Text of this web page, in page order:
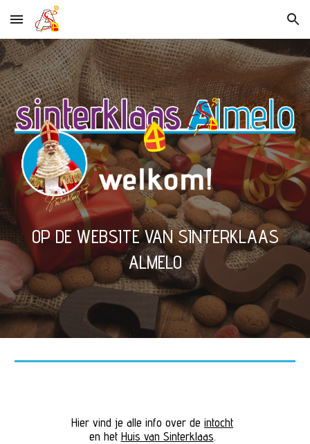
Skip to main content Skip to navigation
OP DE WEBSITE VAN SINTERKLAAS
ALMELO
Hier vind je alle info over de intocht
en het Huis van Sinterklaas.